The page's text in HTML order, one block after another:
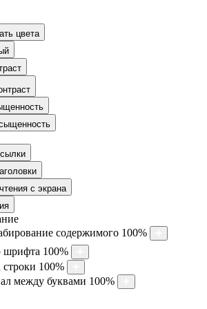
цвета
с экрана
содержимого 100%
шрифта 100%
100%
между буквами 100%